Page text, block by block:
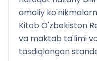
amaliy
Kitob O'zbekiston
va maktab ta'limi
tasdiqlangan